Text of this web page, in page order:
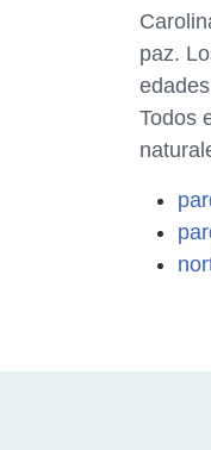
paz.
Todos